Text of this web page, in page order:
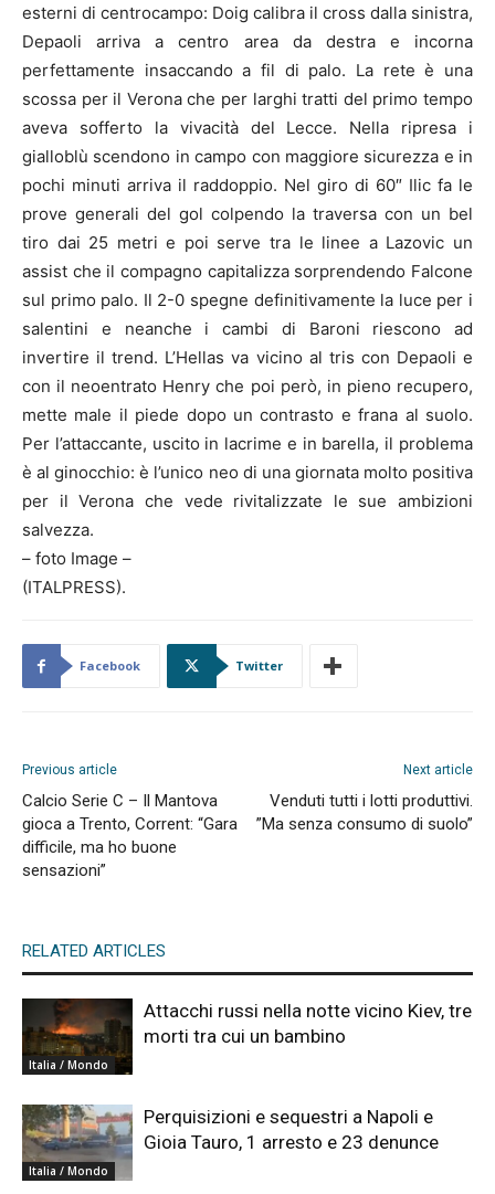
esterni di centrocampo: Doig calibra il cross dalla sinistra,
Depaoli arriva a centro area da destra e incorna
perfettamente insaccando a fil di palo. La rete è una
scossa per il Verona che per larghi tratti del primo tempo
aveva sofferto la vivacità del Lecce. Nella ripresa i
gialloblù scendono in campo con maggiore sicurezza e in
pochi minuti arriva il raddoppio. Nel giro di 60″ Ilic fa le
prove generali del gol colpendo la traversa con un bel
tiro dai 25 metri e poi serve tra le linee a Lazovic un
assist che il compagno capitalizza sorprendendo Falcone
sul primo palo. Il 2-0 spegne definitivamente la luce per i
salentini e neanche i cambi di Baroni riescono ad
invertire il trend. L’Hellas va vicino al tris con Depaoli e
con il neoentrato Henry che poi però, in pieno recupero,
mette male il piede dopo un contrasto e frana al suolo.
Per l’attaccante, uscito in lacrime e in barella, il problema
è al ginocchio: è l’unico neo di una giornata molto positiva
per il Verona che vede rivitalizzate le sue ambizioni
salvezza.
– foto Image –
(ITALPRESS).
Facebook Twitter
Previous article
Calcio Serie C – Il Mantova
gioca a Trento, Corrent: “Gara
difficile, ma ho buone
sensazioni”
Next article
Venduti tutti i lotti produttivi.
”Ma senza consumo di suolo”
RELATED ARTICLES
Italia / Mondo
Attacchi russi nella notte vicino Kiev, tre
morti tra cui un bambino
Italia / Mondo
Perquisizioni e sequestri a Napoli e
Gioia Tauro, 1 arresto e 23 denunce